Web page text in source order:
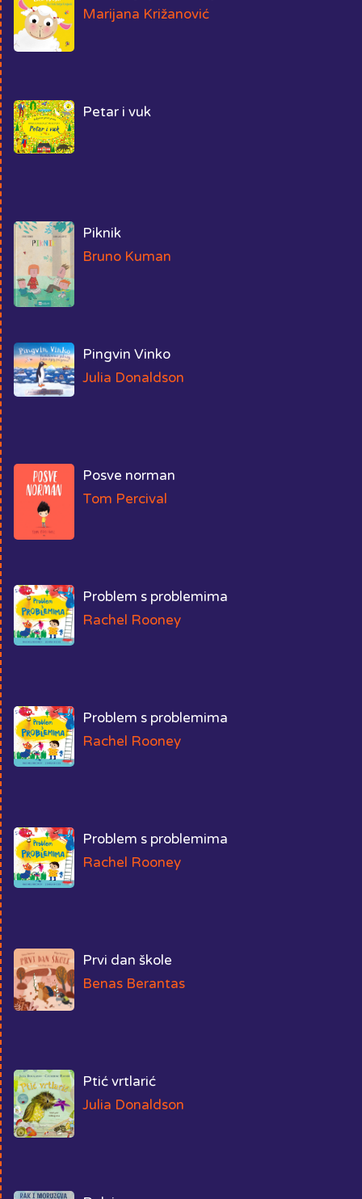
Marijana Križanović
Petar i vuk
Piknik
Bruno Kuman
Pingvin Vinko
Julia Donaldson
Posve norman
Tom Percival
Problem s problemima
Rachel Rooney
Problem s problemima
Rachel Rooney
Problem s problemima
Rachel Rooney
Prvi dan škole
Benas Berantas
Ptić vrtlarić
Julia Donaldson